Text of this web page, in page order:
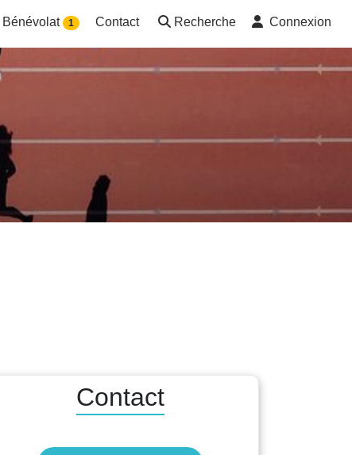
Bénévolat 1 Contact Recherche Connexion
Contact